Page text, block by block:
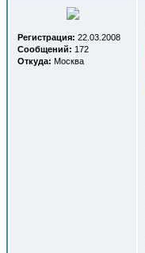
Регистрация: 22.03.2008
Сообщений: 172
Откуда: Москва